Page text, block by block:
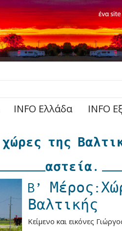
INFO Ελλάδα INFO
της
αστεία.
B’
Βαλτικής
Κείμενο και εικόνες